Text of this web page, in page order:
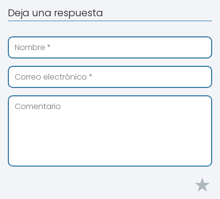
Deja una respuesta
★